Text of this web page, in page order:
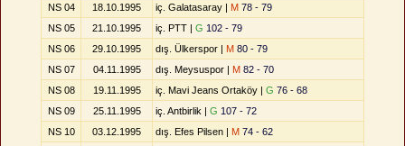
NS 04
18.10.1995 iç. Galatasaray | M 78 - 79
NS 05
21.10.1995 iç. PTT | G 102 - 79
NS 06
29.10.1995 dış. Ülkerspor | M 80 - 79
NS 07
04.11.1995 dış. Meysuspor | M 82 - 70
NS 08
19.11.1995 iç. Mavi Jeans Ortaköy | G 76 - 68
NS 09
25.11.1995 iç. Antbirlik | G 107 - 72
NS 10
03.12.1995 dış. Efes Pilsen | M 74 - 62